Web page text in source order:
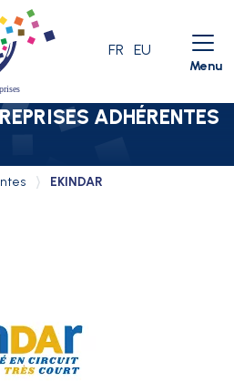
Aller à la recherche
LANGUE ACTIVE
FR EU
Menu
ADHÉRENTES
EKINDAR